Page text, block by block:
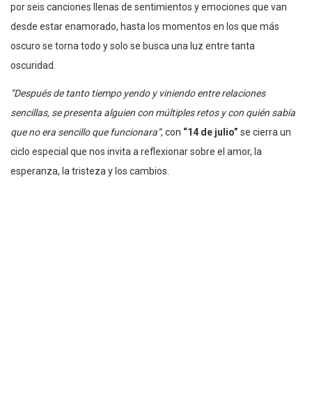
por seis canciones llenas de sentimientos y emociones que van
desde estar enamorado, hasta los momentos en los que más
oscuro se torna todo y solo se busca una luz entre tanta
oscuridad.
“Después de tanto tiempo yendo y viniendo entre relaciones
sencillas, se presenta alguien con múltiples retos y con quién sabía
que no era sencillo que funcionara”, con “14 de julio” se cierra un
ciclo especial que nos invita a reflexionar sobre el amor, la
esperanza, la tristeza y los cambios.